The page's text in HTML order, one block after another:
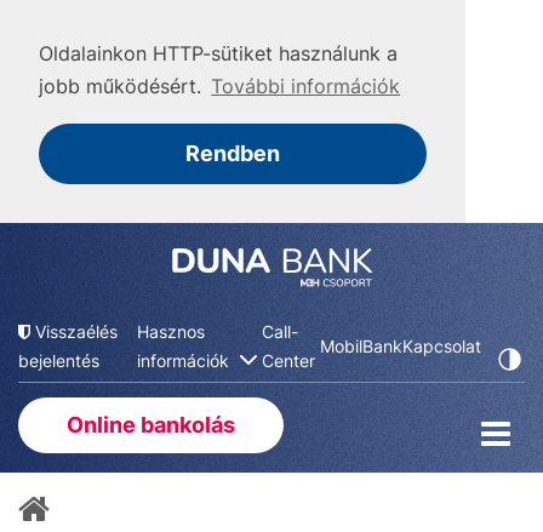
Oldalainkon HTTP-sütiket használunk a
jobb működésért. További információk
Rendben
Visszaélés
bejelentés
Hasznos
információk
Call-
Center
MobilBankKapcsolat
Online bankolás